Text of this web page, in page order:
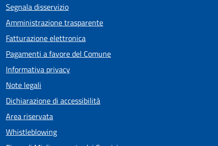
Segnala disservizio
Amministrazione trasparente
Fatturazione elettronica
Pagamenti a favore del Comune
Informativa privacy
Note legali
Dichiarazione di accessibilità
Area riservata
Whistleblowing